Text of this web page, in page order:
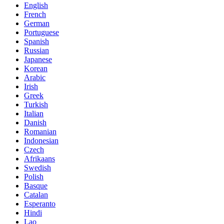
English
French
German
Portuguese
Spanish
Russian
Japanese
Korean
Arabic
Irish
Greek
Turkish
Italian
Danish
Romanian
Indonesian
Czech
Afrikaans
Swedish
Polish
Basque
Catalan
Esperanto
Hindi
Lao